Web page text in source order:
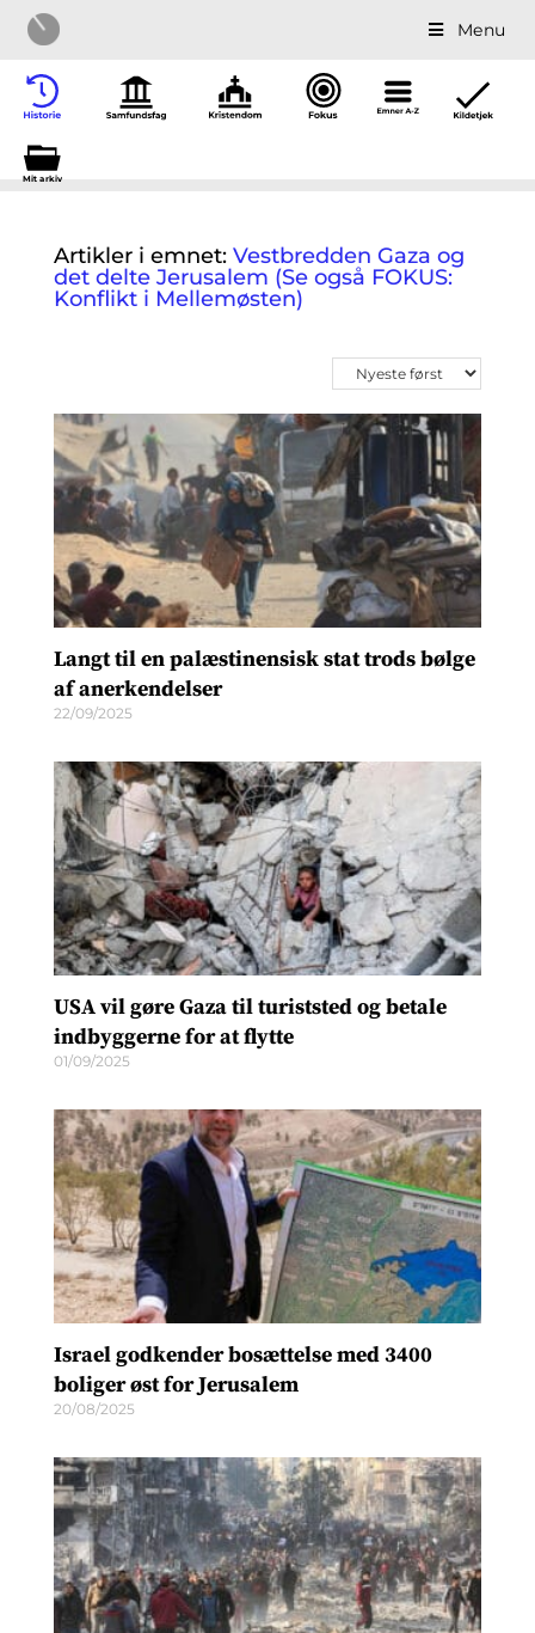
Menu
Mit arkiv
Artikler i emnet: Vestbredden Gaza og
det delte Jerusalem (Se også FOKUS:
Konflikt i Mellemøsten)
Langt til en palæstinensisk stat trods bølge
af anerkendelser
22/09/2025
USA vil gøre Gaza til turiststed og betale
indbyggerne for at flytte
01/09/2025
Israel godkender bosættelse med 3400
boliger øst for Jerusalem
20/08/2025